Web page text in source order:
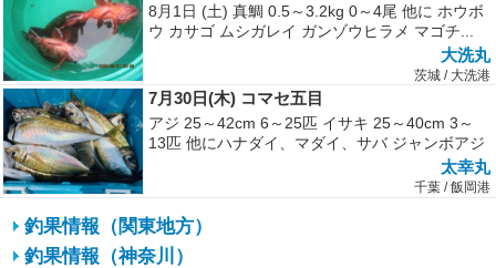
8月1日 (土) 真鯛 0.5～3.2kg 0～4尾 他に ホウボ
ウ カサゴ ムシガレイ ガンゾウヒラメ マゴチ...
大洗丸
茨城 / 大洗港
7月30日(木) コマセ五目
アジ 25～42cm 6～25匹 イサキ 25～40cm 3～
13匹 他にハナダイ、マダイ、サバ ジャンボアジ
太幸丸
千葉 / 飯岡港
釣果情報（関東地方）
釣果情報（神奈川）